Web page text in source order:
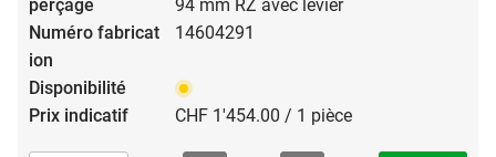
94 mm RZ avec levier
14604291
CHF 1'454.00 / 1 pièce